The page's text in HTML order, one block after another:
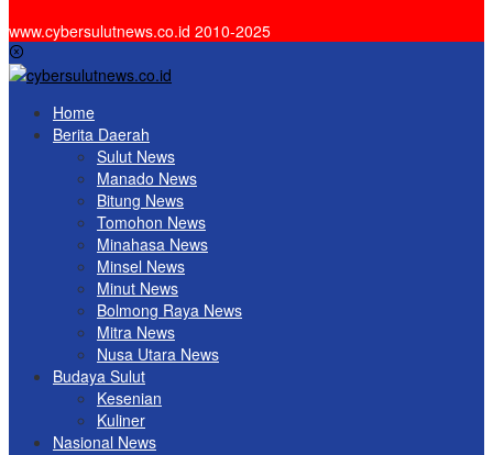
www.cybersulutnews.co.id 2010-2025
Home
Berita Daerah
Sulut News
Manado News
Bitung News
Tomohon News
Minahasa News
Minsel News
Minut News
Bolmong Raya News
Mitra News
Nusa Utara News
Budaya Sulut
Kesenian
Kuliner
Nasional News